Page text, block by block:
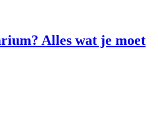
Alles wat je moet